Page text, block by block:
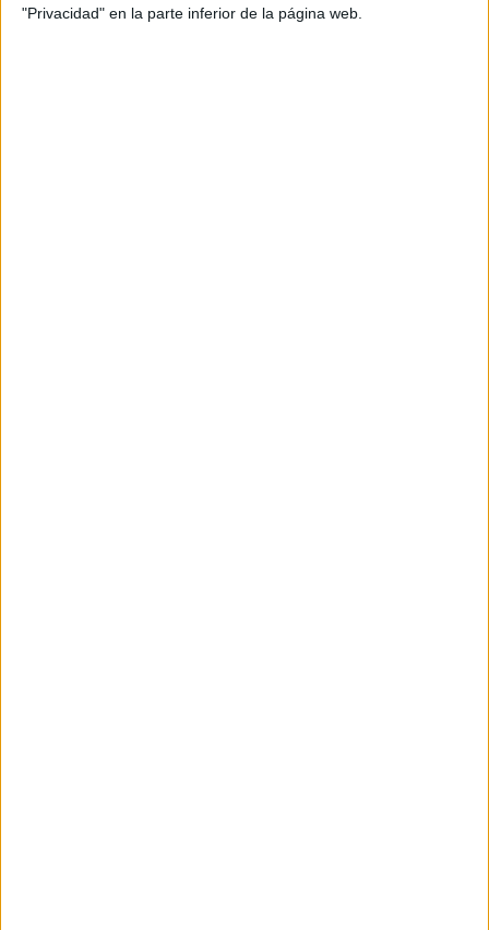
"Privacidad" en la parte inferior de la página web.
Lo que hemos logrado